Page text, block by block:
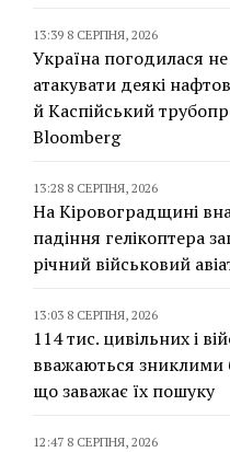
13:39 8 СЕРПНЯ, 2026
Україна погодилася не
атакувати деякі
й Каспійський
Bloomberg
13:28 8 СЕРПНЯ, 2026
На Кіровоградщині
падіння гелікоптера
річний військовий
13:03 8 СЕРПНЯ, 2026
114 тис. цивільних і
вважаються зниклими
що заважає їх пошуку
12:47 8 СЕРПНЯ, 2026